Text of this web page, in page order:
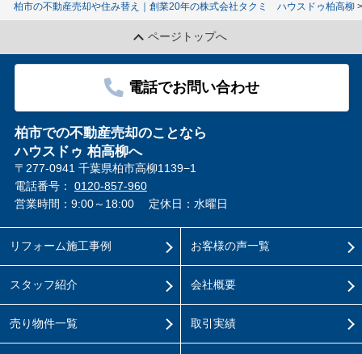
柏市の不動産売却や住み替え｜創業20年の株式会社タクミ ハウスドゥ柏高柳
ページトップへ
電話でお問い合わせ
柏市での不動産売却のことなら
ハウスドゥ 柏高柳へ
〒277-0941 千葉県柏市高柳1139−1
電話番号： 0120-857-960
営業時間：9:00～18:00
定休日：水曜日
リフォーム施工事例
スタッフ紹介
売り物件一覧
お客様の声一覧
会社概要
取引実績